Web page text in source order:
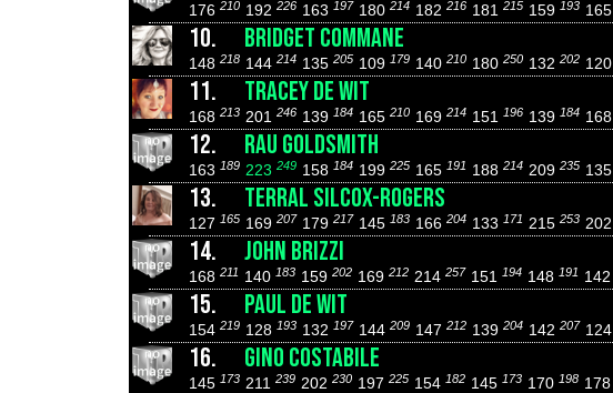
176 210 192 226 163 197 180 214 182 216 181 215 159 193 165
10. BRIDGET COMMANE
148 218 144 214 135 205 109 179 140 210 180 250 132 202 120
11. TRACEY DE WIT
168 213 201 246 139 184 165 210 169 214 151 196 139 184 168
12. RAU GOLDSMITH
163 189 223 249 158 184 199 225 165 191 188 214 209 235 135
13. TERRAL SILCOX-ROGERS
127 165 169 207 179 217 145 183 166 204 133 171 215 253 202
14. JOHN BRIZZI
168 211 140 183 159 202 169 212 214 257 151 194 148 191 142
15. PAUL DE WIT
154 219 128 193 132 197 144 209 147 212 139 204 142 207 124
16. GINO COSTABILE
145 173 211 239 202 230 197 225 154 182 145 173 170 198 178